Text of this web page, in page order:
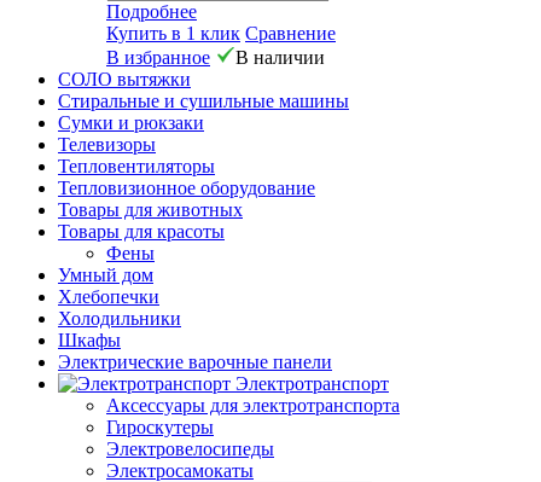
Подробнее
Купить в 1 клик Сравнение
В избранное
В наличии
СОЛО вытяжки
Стиральные и сушильные машины
Сумки и рюкзаки
Телевизоры
Тепловентиляторы
Тепловизионное оборудование
Товары для животных
Товары для красоты
Фены
Умный дом
Хлебопечки
Холодильники
Шкафы
Электрические варочные панели
Электротранспорт
Аксессуары для электротранспорта
Гироскутеры
Электровелосипеды
Электросамокаты